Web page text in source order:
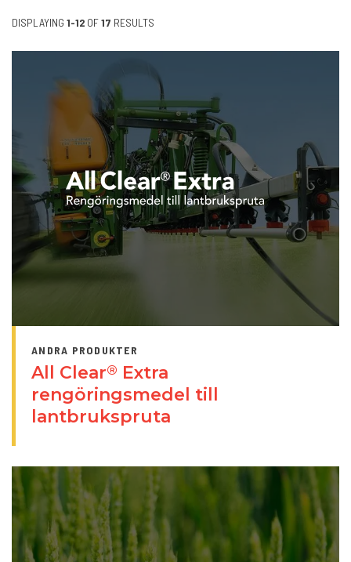
DISPLAYING 1-12 OF17 RESULTS
ANDRA PRODUKTER
All Clear® Extra
rengöringsmedel till
lantbrukspruta